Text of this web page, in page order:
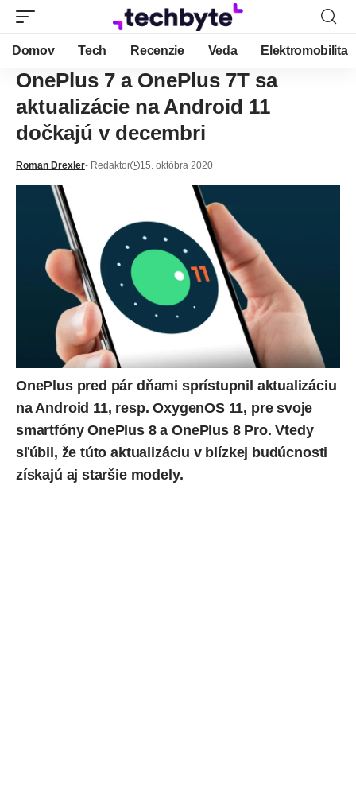
Domov Tech Recenzie Veda Elektromobilita
OnePlus 7 a OnePlus 7T sa
aktualizácie na Android 11
dočkajú v decembri
Roman Drexler- Redaktor 15. októbra 2020
OnePlus pred pár dňami sprístupnil aktualizáciu
na Android 11, resp. OxygenOS 11, pre svoje
smartfónyOnePlus 8 a OnePlus 8 Pro. Vtedy
sľúbil, že túto aktualizáciu v blízkej budúcnosti
získajú aj staršie modely.